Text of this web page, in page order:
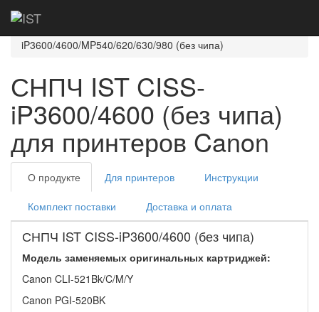
Главная
iP3600/4600/MP540/620/630/980 (без чипа)
СНПЧ IST CISS-
iP3600/4600 (без чипа)
для принтеров Canon
О продукте Для принтеров Инструкции
Комплект поставки Доставка и оплата
СНПЧ IST CISS-iP3600/4600 (без чипа)
Модель заменяемых оригинальных картриджей:
Canon CLI-521Bk/C/M/Y
Canon PGI-520BK